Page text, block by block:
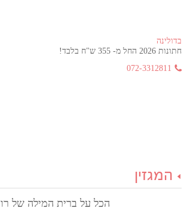
בדולינה
חתונות 2026 החל מ- 355 ש"ח בלבד!
072-3312811
המגזין
הכל על ברית המילה של רון